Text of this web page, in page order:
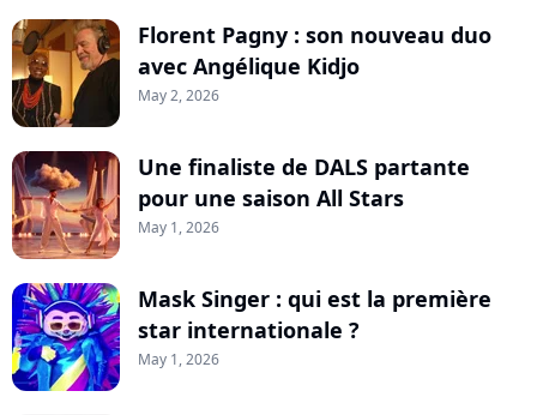
Florent Pagny : son nouveau duo
avec Angélique Kidjo
May 2, 2026
Une finaliste de DALS partante
pour une saison All Stars
May 1, 2026
Mask Singer : qui est la première
star internationale ?
May 1, 2026